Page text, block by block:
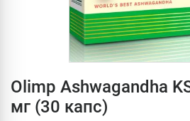
Olimp Ashwagandha
мг (30 капс)